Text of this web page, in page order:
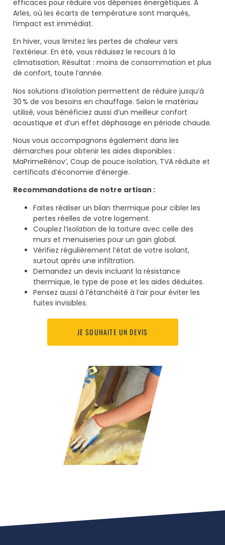
efficaces pour réduire vos dépenses énergétiques. À
Arles, où les écarts de température sont marqués,
l’impact est immédiat.
En hiver, vous limitez les pertes de chaleur vers
l’extérieur. En été, vous réduisez le recours à la
climatisation. Résultat : moins de consommation et plus
de confort, toute l’année.
Nos solutions d’isolation permettent de réduire jusqu’à
30 % de vos besoins en chauffage. Selon le matériau
utilisé, vous bénéficiez aussi d’un meilleur confort
acoustique et d’un effet déphasage en période chaude.
Nous vous accompagnons également dans les
démarches pour obtenir les aides disponibles :
MaPrimeRénov’, Coup de pouce isolation, TVA réduite et
certificats d’économie d’énergie.
Recommandations de notre artisan :
Faites réaliser un bilan thermique pour cibler les
pertes réelles de votre logement.
Couplez l’isolation de la toiture avec celle des
murs et menuiseries pour un gain global.
Vérifiez régulièrement l’état de votre isolant,
surtout après une infiltration.
Demandez un devis incluant la résistance
thermique, le type de pose et les aides déduites.
Pensez aussi à l’étanchéité à l’air pour éviter les
fuites invisibles.
JE SOUHAITE UN DEVIS